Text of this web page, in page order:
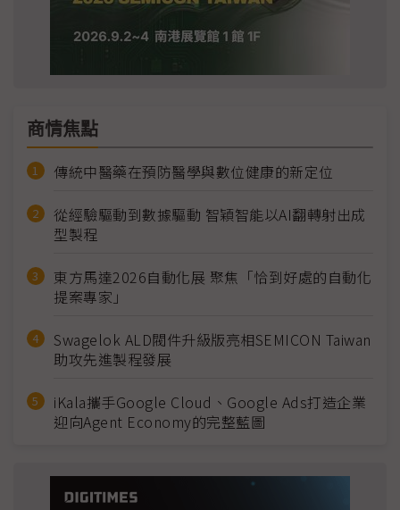
商情焦點
傳統中醫藥在預防醫學與數位健康的新定位
從經驗驅動到數據驅動 智穎智能以AI翻轉射出成
型製程
東方馬達2026自動化展 聚焦「恰到好處的自動化
提案專家」
Swagelok ALD閥件升級版亮相SEMICON Taiwan
助攻先進製程發展
iKala攜手Google Cloud、Google Ads打造企業
迎向Agent Economy的完整藍圖